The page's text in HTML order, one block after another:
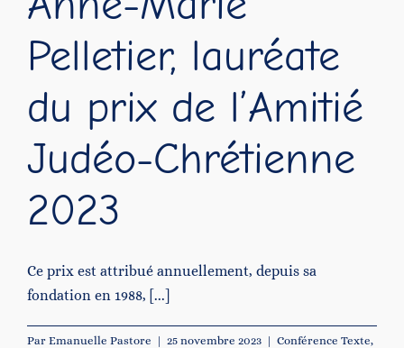
Pelletier, lauréate
du prix de l’Amitié
Judéo-Chrétienne
2023
Ce prix est attribué annuellement, depuis sa
fondation en 1988, [...]
Par Emanuelle Pastore | 25 novembre 2023 | Conférence Texte,